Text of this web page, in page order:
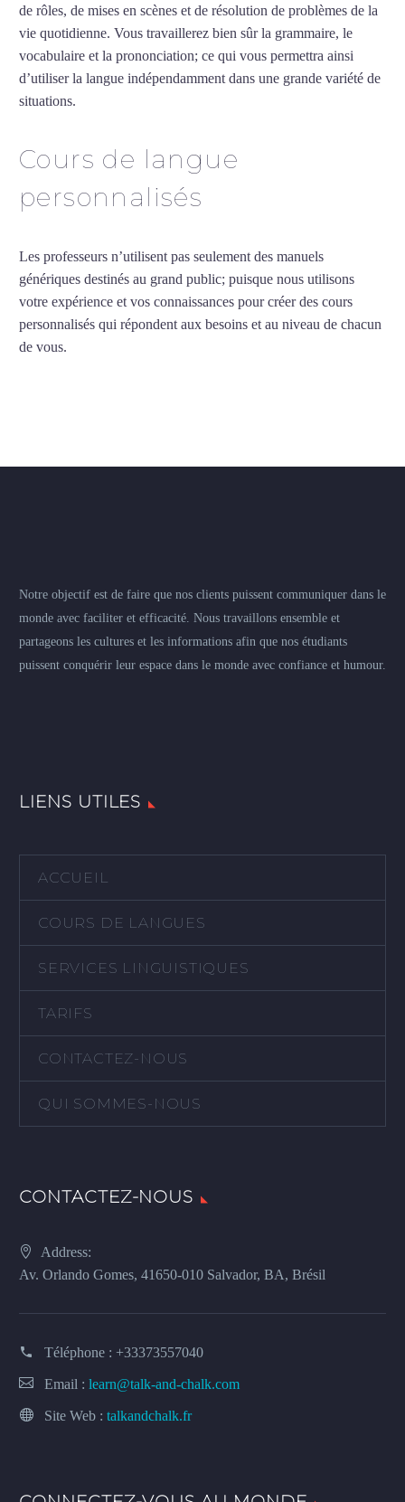
de rôles, de mises en scènes et de résolution de problèmes de la
vie quotidienne. Vous travaillerez bien sûr la grammaire, le
vocabulaire et la prononciation; ce qui vous permettra ainsi
d’utiliser la langue indépendamment dans une grande variété de
situations.
Cours de langue
personnalisés
Les professeurs n’utilisent pas seulement des manuels
génériques destinés au grand public; puisque nous utilisons
votre expérience et vos connaissances pour créer des cours
personnalisés qui répondent aux besoins et au niveau de chacun
de vous.
Notre objectif est de faire que nos clients puissent communiquer dans le
monde avec faciliter et efficacité. Nous travaillons ensemble et
partageons les cultures et les informations afin que nos étudiants
puissent conquérir leur espace dans le monde avec confiance et humour.
LIENS UTILES
ACCUEIL
COURS DE LANGUES
SERVICES LINGUISTIQUES
TARIFS
CONTACTEZ-NOUS
QUI SOMMES-NOUS
CONTACTEZ-NOUS
Address:
Av. Orlando Gomes, 41650-010 Salvador, BA, Brésil
Téléphone : +33373557040
Email : learn@talk-and-chalk.com
Site Web : talkandchalk.fr